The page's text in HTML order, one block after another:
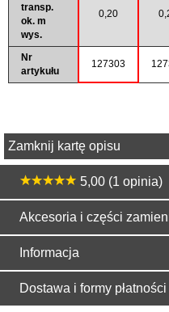
transp.
ok. m
wys.
0,20
Nr
artykułu
127303
Zamknij kartę opisu
5,00 (1 opinia)
Akcesoria i części
Informacja
Dostawa i formy płatności